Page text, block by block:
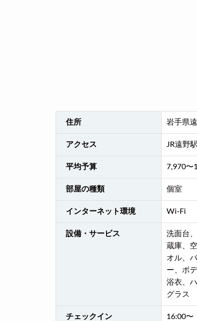
住所 岩手県
アクセス JR遠野
平均予算 7,970〜
部屋の種類 個室
インターネット環境 Wi-Fi
設備・サービス
洗面台
蔵庫、
オル、
ー、ボ
浴衣、
グラス
チェックイン 16:00〜